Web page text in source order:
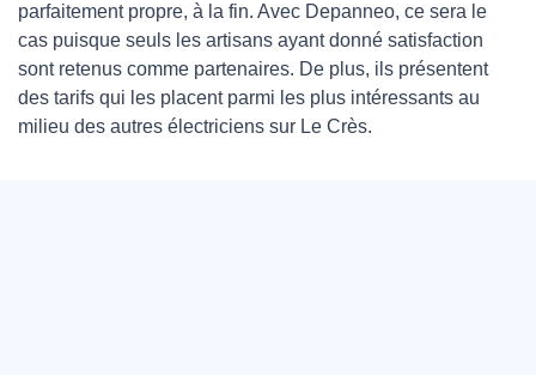
parfaitement propre, à la fin. Avec Depanneo, ce sera le
cas puisque seuls les artisans ayant donné satisfaction
sont retenus comme partenaires. De plus, ils présentent
des tarifs qui les placent parmi les plus intéressants au
milieu des autres électriciens sur Le Crès.